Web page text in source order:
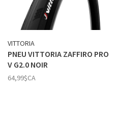
VITTORIA
PNEU VITTORIA ZAFFIRO PRO
V G2.0 NOIR
64,99$CA